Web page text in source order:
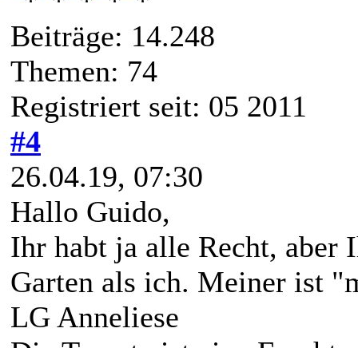
Beiträge: 14.248
Themen: 74
Registriert seit: 05 2011
#4
26.04.19, 07:30
Hallo Guido,
Ihr habt ja alle Recht, aber
Garten als ich. Meiner ist
LG Anneliese